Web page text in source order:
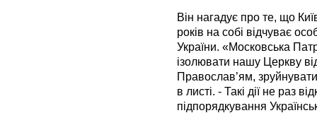
Він нагадує про те, що
років на собі відчуває
України. «Московська
ізолювати нашу Церкву
Православ’ям,
в листі. - Такі дії не раз
підпорядкування